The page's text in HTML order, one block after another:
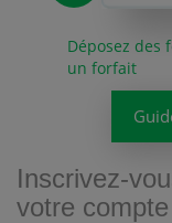
Déposez des
un forfait
Inscrivez-
votre